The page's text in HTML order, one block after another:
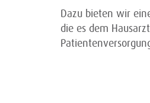
Dazu bieten wir
die es dem